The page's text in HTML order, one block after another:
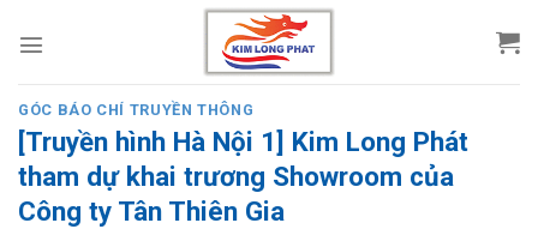
GÓC BÁO CHÍ TRUYỀN THÔNG
[Truyền hình Hà Nội 1] Kim Long Phát
tham dự khai trương Showroom của
Công ty Tân Thiên Gia